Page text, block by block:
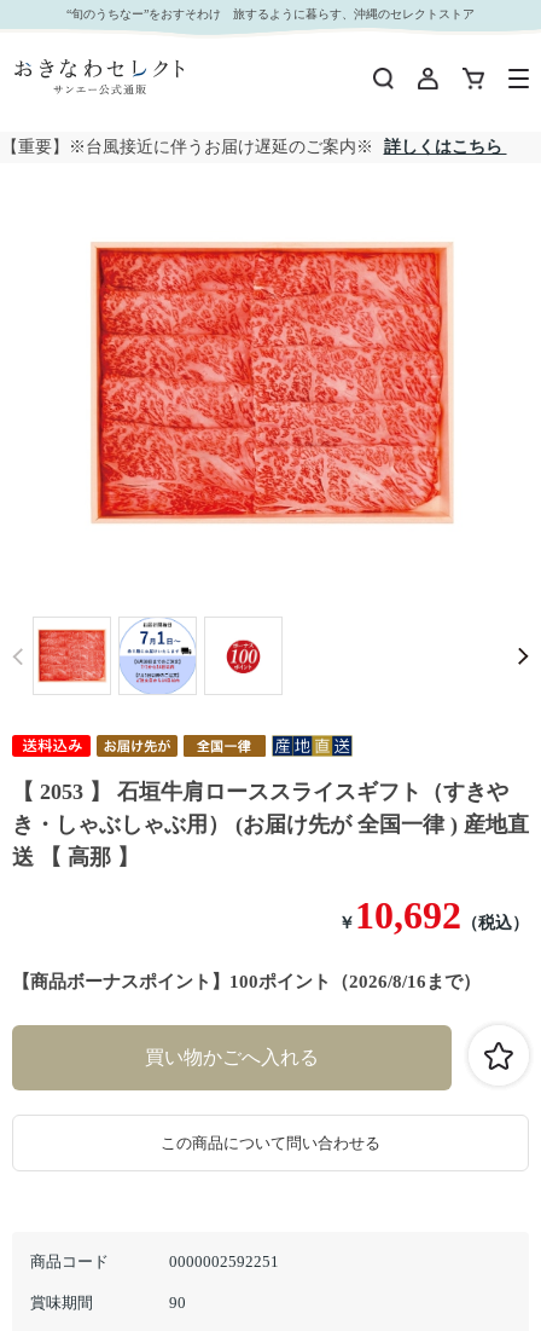
【 2053 】 石垣牛肩ローススライスギフト（すきやき・しゃぶしゃぶ用） (お届け先が 全国一律
) 産地直送 【 高那 】｜おきなわセレクト サンエー公式通販
“旬のうちなー”をおすそわけ 旅するように暮らす、沖縄のセレクトストア
【重要】※台風接近に伴うお届け遅延のご案内※ 詳しくはこちら
Prev
【 2053 】 石垣牛肩ローススライスギフト（すきや
き・しゃぶしゃぶ用） (お届け先が 全国一律 ) 産地直
送 【 高那 】
【商品ボーナスポイント】100ポイント（2026/8/16まで）
￥ 10,692 （税込）
商品コード 0000002592251
賞味期間 90
この商品について問い合わせる